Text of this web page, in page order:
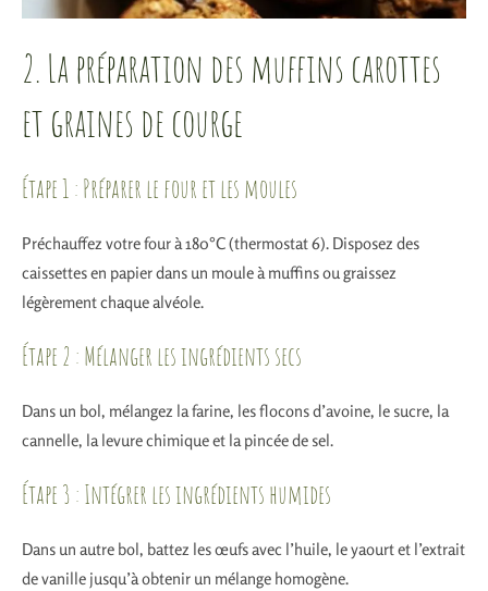
2. La préparation des muffins carottes
et graines de courge
Étape 1 : Préparer le four et les moules
Préchauffez votre four à 180°C (thermostat 6). Disposez des
caissettes en papier dans un moule à muffins ou graissez
légèrement chaque alvéole.
Étape 2 : Mélanger les ingrédients secs
Dans un bol, mélangez la farine, les flocons d’avoine, le sucre, la
cannelle, la levure chimique et la pincée de sel.
Étape 3 : Intégrer les ingrédients humides
Dans un autre bol, battez les œufs avec l’huile, le yaourt et l’extrait
de vanille jusqu’à obtenir un mélange homogène.